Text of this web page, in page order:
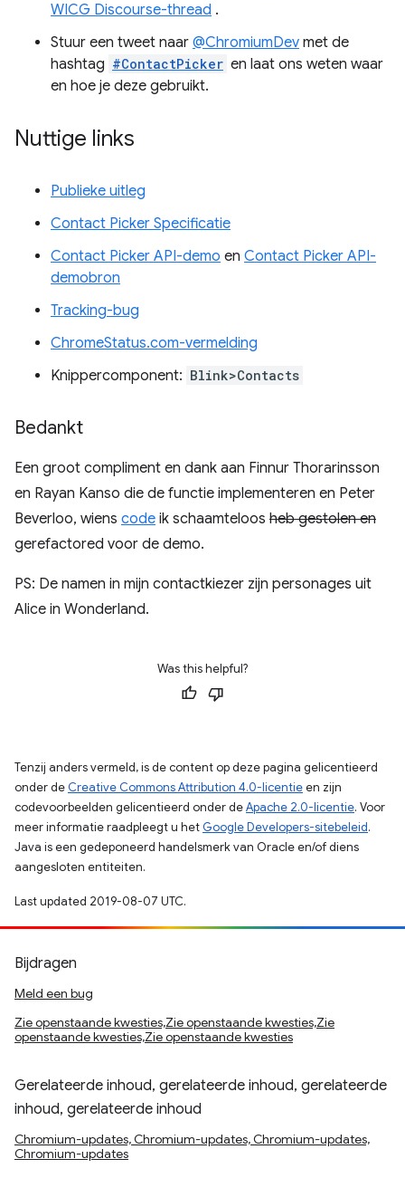
WICG Discourse-thread .
Stuur een tweet naar @ChromiumDev met de
hashtag #ContactPicker en laat ons weten waar
en hoe je deze gebruikt.
Nuttige links
Publieke uitleg
Contact Picker Specificatie
Contact Picker API-demo en Contact Picker API-
demobron
Tracking-bug
ChromeStatus.com-vermelding
Knippercomponent: Blink>Contacts
Bedankt
Een groot compliment en dank aan Finnur Thorarinsson
en Rayan Kanso die de functie implementeren en Peter
Beverloo, wiens code ik schaamteloos heb gestolen en
gerefactored voor de demo.
PS: De namen in mijn contactkiezer zijn personages uit
Alice in Wonderland.
Was this helpful?
Tenzij anders vermeld, is de content op deze pagina gelicentieerd
onder de Creative Commons Attribution 4.0-licentieen zijn
codevoorbeelden gelicentieerd onder deApache 2.0-licentie. Voor
meer informatie raadpleegt u het Google Developers-sitebeleid.
Java is een gedeponeerd handelsmerk van Oracle en/of diens
aangesloten entiteiten.
Last updated 2019-08-07 UTC.
Bijdragen
Meld een bug
Zie openstaande kwesties,Zie openstaande kwesties,Zie
openstaande kwesties,Zie openstaande kwesties
Gerelateerde inhoud, gerelateerde inhoud, gerelateerde
inhoud, gerelateerde inhoud
Chromium-updates, Chromium-updates, Chromium-updates,
Chromium-updates